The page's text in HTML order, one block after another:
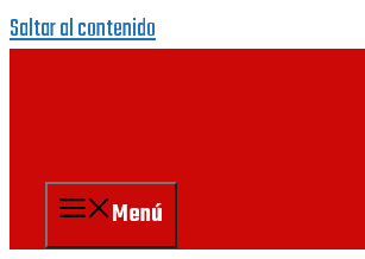
Saltar al contenido
Menú